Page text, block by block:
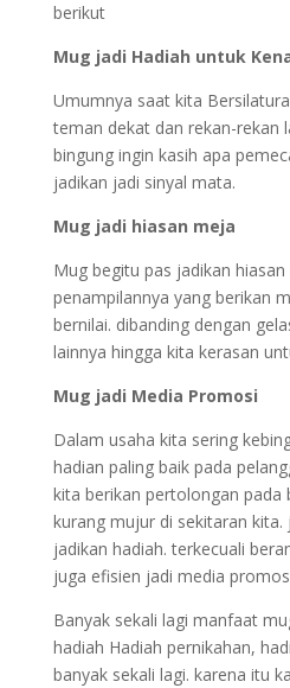
berikut
Mug jadi Hadiah untuk
Umumnya saat kita
teman dekat dan rekan-rekan
bingung ingin kasih apa
jadikan jadi sinyal mata.
Mug jadi hiasan meja
Mug begitu pas jadikan
penampilannya yang berikan
bernilai. dibanding dengan
lainnya hingga kita kerasan
Mug jadi Media Promosi
Dalam usaha kita sering
hadian paling baik pada
kita berikan pertolongan pada
kurang mujur di sekitaran kita.
jadikan hadiah. terkecuali
juga efisien jadi media
Banyak sekali lagi manfaat
hadiah Hadiah pernikahan,
banyak sekali lagi. karena itu